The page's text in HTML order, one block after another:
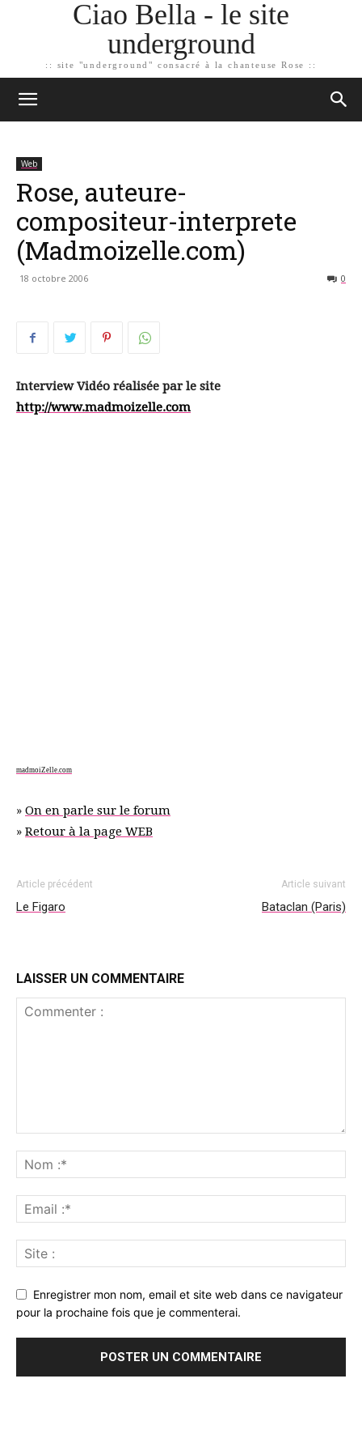
Ciao Bella - le site
underground
:: site "underground" consacré à la chanteuse Rose ::
Web
Rose, auteure-
compositeur-interprete
(Madmoizelle.com)
18 octobre 2006 0
Interview Vidéo réalisée par le site
http://www.madmoizelle.com
madmoiZelle.com
» On en parle sur le forum
» Retour à la page WEB
Article précédent
Le Figaro
Article suivant
Bataclan (Paris)
LAISSER UN COMMENTAIRE
Enregistrer mon nom, email et site web dans ce navigateur
pour la prochaine fois que je commenterai.